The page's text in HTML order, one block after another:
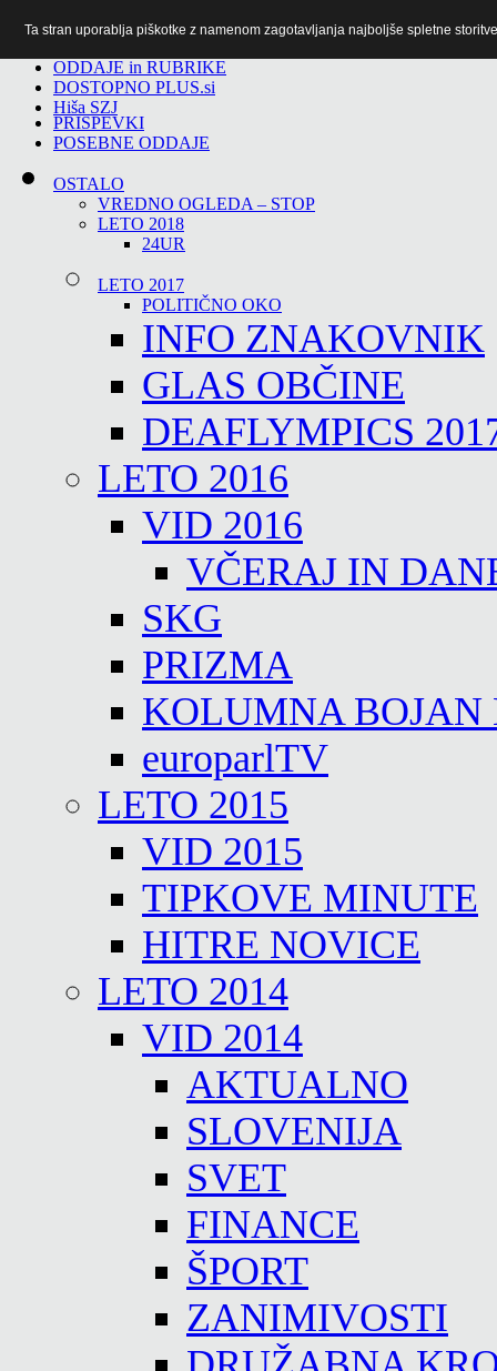
ODDAJE in RUBRIKE
DOSTOPNO PLUS.si
Hiša SZJ
PRISPEVKI
POSEBNE ODDAJE
OSTALO
VREDNO OGLEDA – STOP
LETO 2018
24UR
LETO 2017
POLITIČNO OKO
INFO ZNAKOVNIK
GLAS OBČINE
DEAFLYMPICS
LETO 2016
VID 2016
VČERAJ IN
SKG
PRIZMA
KOLUMNA BOJAN
europarlTV
LETO 2015
VID 2015
TIPKOVE MINUTE
HITRE NOVICE
LETO 2014
VID 2014
AKTUALNO
SLOVENIJA
SVET
FINANCE
ŠPORT
ZANIMIVOSTI
Ta stran uporablja piškotke z namenom zagotavljanja najboljše spletne